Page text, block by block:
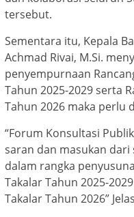
tersebut.
Sementara itu, Kepala
Achmad Rivai, M.Si.
penyempurnaan
Tahun 2025-2029 serta
Tahun 2026 maka perlu
“Forum Konsultasi
saran dan masukan
dalam rangka
Takalar Tahun 2025-
Takalar Tahun 2026”